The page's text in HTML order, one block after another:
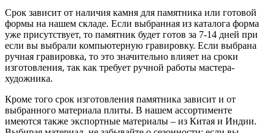
Срок зависит от наличия камня для памятника или готовой
формы на нашем складе. Если выбранная из каталога форма
уже присутствует, то памятник будет готов за 7-14 дней при
если вы выбрали компьютерную гравировку. Если выбрана
ручная гравировка, то это значительно влияет на сроки
изготовления, так как требует ручной работы мастера-
художника.
Кроме того срок изготовления памятника зависит и от
выбранного материала плиты. В нашем ассортименте
имеются также экспортные материалы – из Китая и Индии.